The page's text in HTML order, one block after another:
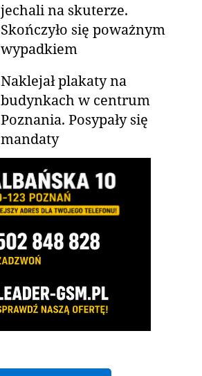
jechali na skuterze.
Skończyło się poważnym
wypadkiem
Naklejał plakaty na
budynkach w centrum
Poznania. Posypały się
mandaty